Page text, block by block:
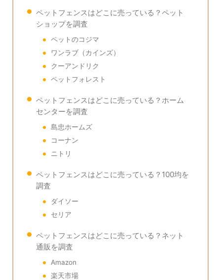
ペットフェンスはどこに売っている？ペット
ショップを調査
ペットのコジマ
ワンラブ（カインズ）
クーアンドリク
ペットフォレスト
ペットフェンスはどこに売っている？ホーム
センターを調査
島忠ホームズ
コーナン
ニトリ
ペットフェンスはどこに売っている？100均を
調査
ダイソー
セリア
ペットフェンスはどこに売っている？ネット
通販を調査
Amazon
楽天市場